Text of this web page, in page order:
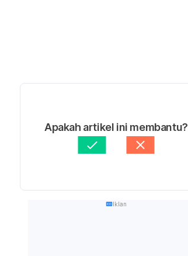
Apakah artikel ini membantu?
Iklan